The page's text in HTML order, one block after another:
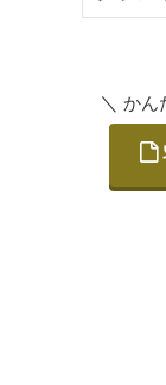
または梱
ご
＼ かん